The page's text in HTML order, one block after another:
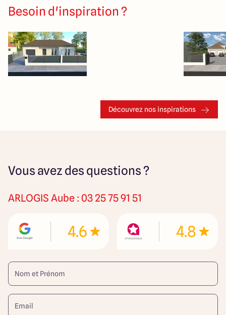
Besoin d'inspiration ?
Découvrez nos inspirations
Vous avez des questions ?
ARLOGIS Aube : 03 25 75 91 51
4.6 4.8